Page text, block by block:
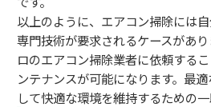
以上のように、エアコン掃除には
専門技術が要求されるケースがあ
ロのエアコン掃除業者に依頼する
ンテナンスが可能になります。最
して快適な環境を維持するための一